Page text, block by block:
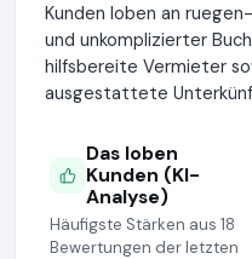
Kunden loben an
und unkomplizierter
hilfsbereite Vermieter
ausgestattete
Das loben
Kunden (KI-
Analyse)
Häufigste Stärken aus 18
Bewertungen der letzten